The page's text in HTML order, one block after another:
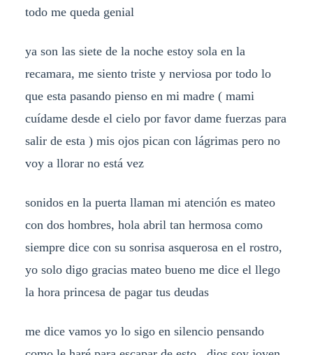
todo me queda genial
ya son las siete de la noche estoy sola en la
recamara, me siento triste y nerviosa por todo lo
que esta pasando pienso en mi madre ( mami
cuídame desde el cielo por favor dame fuerzas para
salir de esta ) mis ojos pican con lágrimas pero no
voy a llorar no está vez
sonidos en la puerta llaman mi atención es mateo
con dos hombres, hola abril tan hermosa como
siempre dice con su sonrisa asquerosa en el rostro,
yo solo digo gracias mateo bueno me dice el llego
la hora princesa de pagar tus deudas
me dice vamos yo lo sigo en silencio pensando